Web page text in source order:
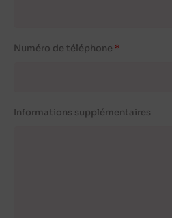
Numéro de téléphone
Informations supplémentaires